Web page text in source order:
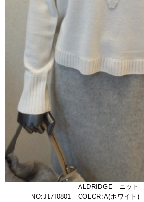
ALDRIDGE ニット
NO:J17I0801 COLOR:A(ホワイト)